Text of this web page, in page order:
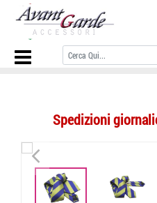
Home Page/CRAVATTE/A righe/
verde lime blu copiativ novita
Spedizioni
<